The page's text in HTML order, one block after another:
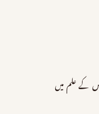
کے علم میں